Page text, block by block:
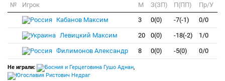
№ Игрок M З(ЗП) П(ПП)
Пр/У
Кабанов Максим
3 0(0) -7(-1) 0/0
Левицкий Максим 20 0(0) -18(-2) 1/0
Филимонов Александр 8 0(0) -5(0) 0/0
Не играли: Гушо Аднан,
Ристович Недраг